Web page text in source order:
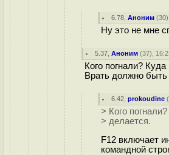
6.78 ,Аноним (30
Ну это не мне
5.37 ,Аноним (37),
Кого погнали?
Врать должно
6.42 ,prokoudine (
> Кого
> делается.
F12 включает
командной